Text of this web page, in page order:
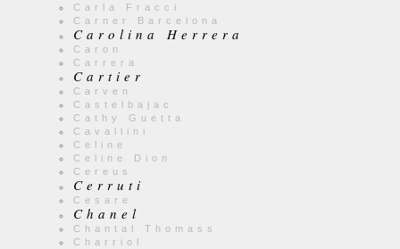
Carla Fracci
Carner Barcelona
Carolina Herrera
Caron
Carrera
Cartier
Carven
Castelbajac
Cathy Guetta
Cavallini
Celine
Celine Dion
Cereus
Cerruti
Cesare
Chanel
Chantal Thomass
Charriol